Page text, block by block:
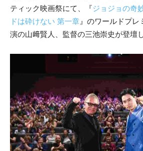
ティック映画祭にて、『ジョジョの奇
ドは砕けない 第一章 』のワールドプレ
演の山﨑賢人、監督の三池崇史が登壇し